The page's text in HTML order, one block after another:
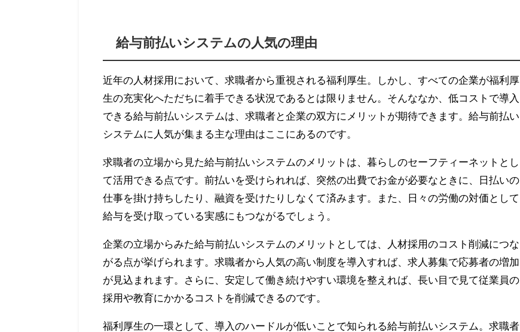
給与前払いシステムの人気の理由
近年の人材採用において、求職者から重視される福利厚生。しかし、すべての企業が福利厚
生の充実化へただちに着手できる状況であるとは限りません。そんななか、低コストで導入
できる給与前払いシステムは、求職者と企業の双方にメリットが期待できます。給与前払い
システムに人気が集まる主な理由はここにあるのです。
求職者の立場から見た給与前払いシステムのメリットは、暮らしのセーフティーネットとし
て活用できる点です。前払いを受けられれば、突然の出費でお金が必要なときに、日払いの
仕事を掛け持ちしたり、融資を受けたりしなくて済みます。また、日々の労働の対価として
給与を受け取っている実感にもつながるでしょう。
企業の立場からみた給与前払いシステムのメリットとしては、人材採用のコスト削減につな
がる点が挙げられます。求職者から人気の高い制度を導入すれば、求人募集で応募者の増加
が見込まれます。さらに、安定して働き続けやすい環境を整えれば、長い目で見て従業員の
採用や教育にかかるコストを削減できるのです。
福利厚生の一環として、導入のハードルが低いことで知られる給与前払いシステム。求職者